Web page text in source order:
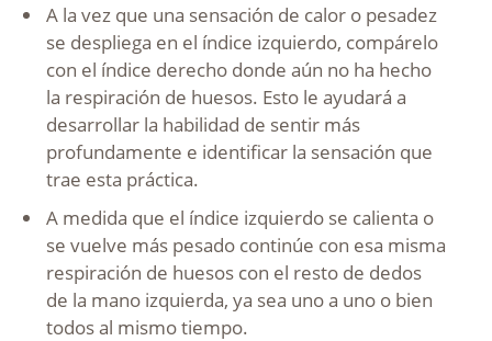
A la vez que una sensación de calor o pesadez
se despliega en el índice izquierdo, compárelo
con el índice derecho donde aún no ha hecho
la respiración de huesos. Esto le ayudará a
desarrollar la habilidad de sentir más
profundamente e identificar la sensación que
trae esta práctica.
A medida que el índice izquierdo se calienta o
se vuelve más pesado continúe con esa misma
respiración de huesos con el resto de dedos
de la mano izquierda, ya sea uno a uno o bien
todos al mismo tiempo.